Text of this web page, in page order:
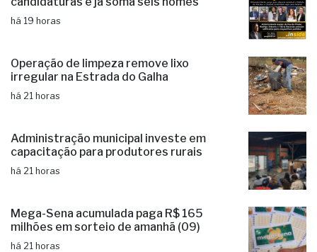
há 19 horas
Operação de limpeza remove lixo
irregular na Estrada do Galha
há 21 horas
Administração municipal investe em
capacitação para produtores rurais
há 21 horas
Mega-Sena acumulada paga R$ 165
milhões em sorteio de amanhã (09)
há 21 horas